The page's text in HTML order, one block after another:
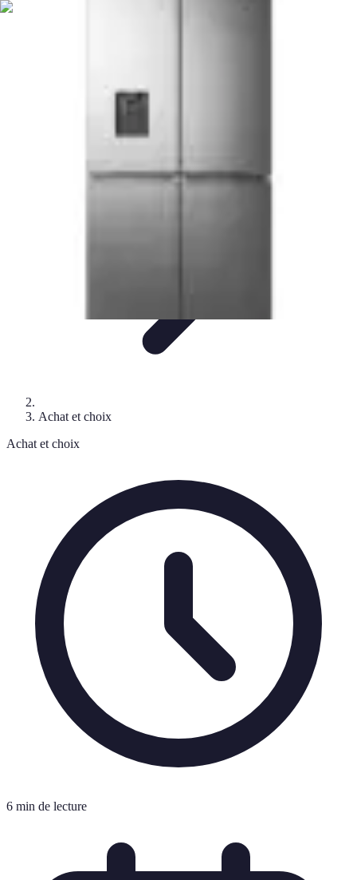
Poissons Frais
Achat et choix
Achat et choix
6 min de lecture